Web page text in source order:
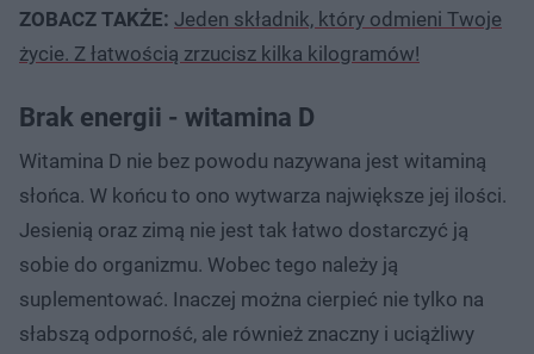
ZOBACZ TAKŻE: Jeden składnik, który odmieni Twoje
życie. Z łatwością zrzucisz kilka kilogramów!
Brak energii - witamina D
Witamina D nie bez powodu nazywana jest witaminą
słońca. W końcu to ono wytwarza największe jej ilości.
Jesienią oraz zimą nie jest tak łatwo dostarczyć ją
sobie do organizmu. Wobec tego należy ją
suplementować. Inaczej można cierpieć nie tylko na
słabszą odporność, ale również znaczny i uciążliwy